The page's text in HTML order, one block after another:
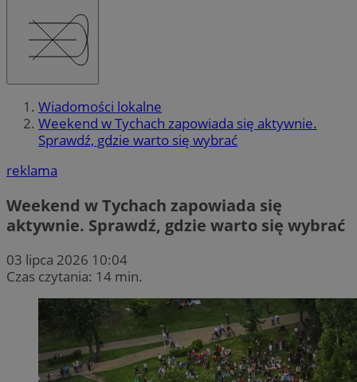
Wiadomości lokalne
Weekend w Tychach zapowiada się aktywnie.
Sprawdź, gdzie warto się wybrać
reklama
Weekend w Tychach zapowiada się
aktywnie. Sprawdź, gdzie warto się wybrać
03 lipca 2026 10:04
Czas czytania: 14 min.